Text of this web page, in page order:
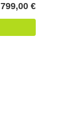
799,00 €